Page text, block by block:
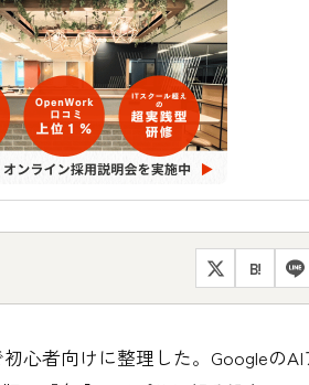
B!
心者向けに整理した。Googleの